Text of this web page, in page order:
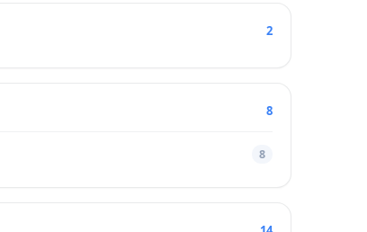
2
8
8